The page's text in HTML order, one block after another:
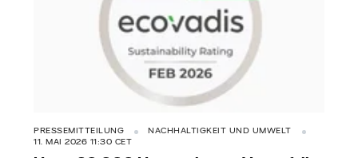
PRESSEMITTEILUNG
NACHHALTIGKEIT UND UMWELT
11. MAI 2026 11:30 CET